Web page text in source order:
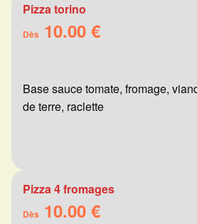
Pizza torino
Dès 10.00 €
Base sauce tomate, fromage,
de terre, raclette
Pizza 4 fromages
Dès 10.00 €